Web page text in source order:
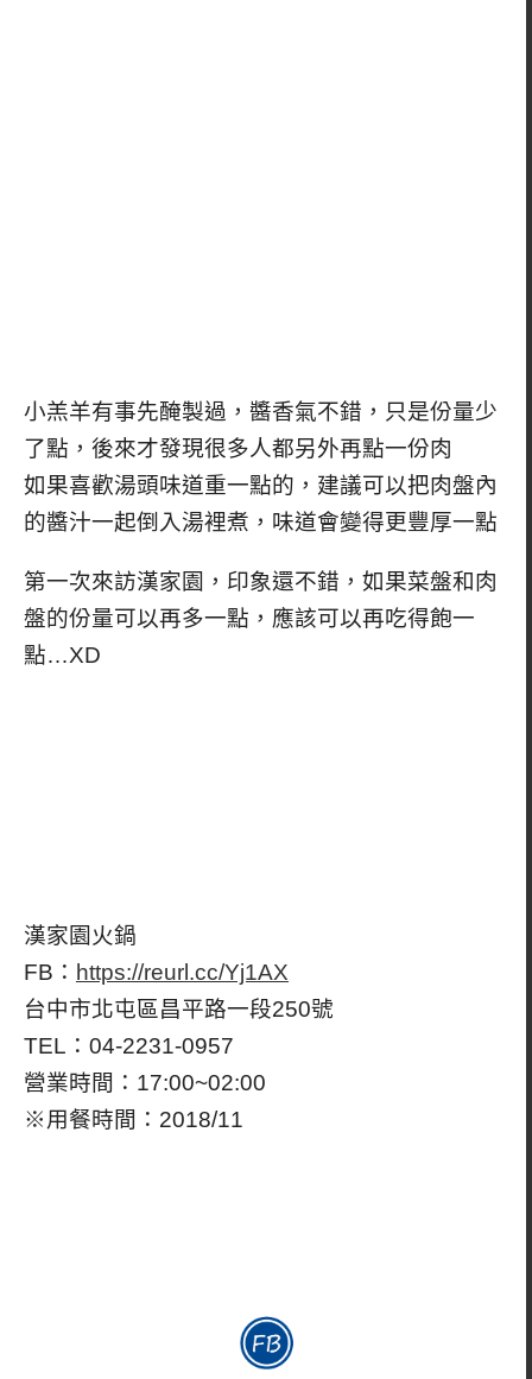
小羔羊有事先醃製過，醬香氣不錯，只是份量少
了點，後來才發現很多人都另外再點一份肉
如果喜歡湯頭味道重一點的，建議可以把肉盤內
的醬汁一起倒入湯裡煮，味道會變得更豐厚一點
第一次來訪漢家園，印象還不錯，如果菜盤和肉
盤的份量可以再多一點，應該可以再吃得飽一
點…XD
漢家園火鍋
FB： https://reurl.cc/Yj1AX
台中市北屯區昌平路一段250號
TEL：04-2231-0957
營業時間：17:00~02:00
※用餐時間：2018/11